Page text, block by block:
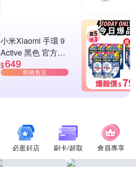
小米Xiaomi 手環 9
Active 黑色 官方旗
艦館
$649
即將售完
必逛好店 刷卡/超取 會員專享